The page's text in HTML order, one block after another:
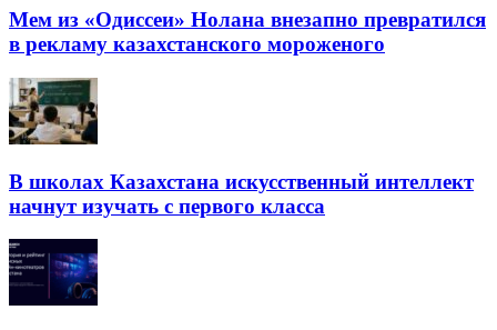
Мем из «Одиссеи» Нолана внезапно превратился
в рекламу казахстанского мороженого
В школах Казахстана искусственный интеллект
начнут изучать с первого класса